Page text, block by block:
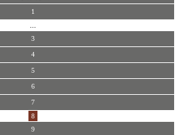
1
3
4
5
6
7
8
9